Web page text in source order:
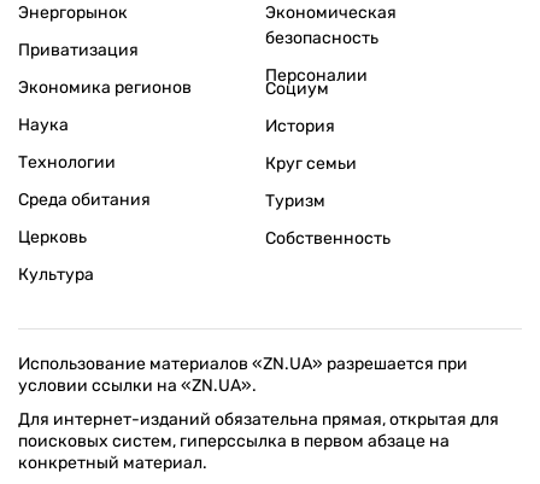
Энергорынок
Приватизация
Экономика регионов
Экономическая
безопасность
Персоналии
Наука
Технологии
Среда обитания
Церковь
Культура
Социум
История
Круг семьи
Туризм
Собственность
Использование материалов «ZN.UA» разрешается при
условии ссылки на «ZN.UA».
Для интернет-изданий обязательна прямая, открытая для
поисковых систем, гиперссылка в первом абзаце на
конкретный материал.